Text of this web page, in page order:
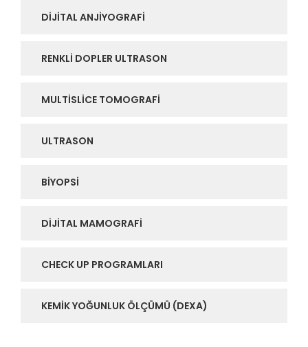
DIJITAL ANJIYOGRAFI
RENKLI DOPLER ULTRASON
MULTISLICE TOMOGRAFI
ULTRASON
BIYOPSI
DIJITAL MAMOGRAFI
CHECK UP PROGRAMLARI
KEMIK YOĞUNLUK ÖLÇÜMÜ (DEXA)